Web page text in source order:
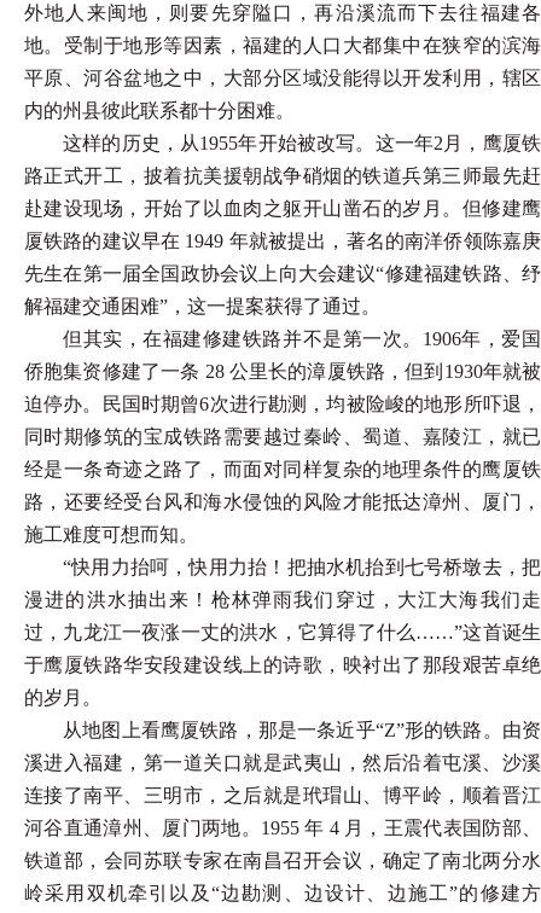
外地人来闽地，则要先穿隘口，再沿溪流而下去往福建各
地。受制于地形等因素，福建的人口大都集中在狭窄的滨海
平原、河谷盆地之中，大部分区域没能得以开发利用，辖区
内的州县彼此联系都十分困难。
这样的历史，从1955年开始被改写。这一年2月，鹰厦铁
路正式开工，披着抗美援朝战争硝烟的铁道兵第三师最先赶
赴建设现场，开始了以血肉之躯开山凿石的岁月。但修建鹰
厦铁路的建议早在 1949 年就被提出，著名的南洋侨领陈嘉庚
先生在第一届全国政协会议上向大会建议“修建福建铁路、纾
解福建交通困难”，这一提案获得了通过。
但其实，在福建修建铁路并不是第一次。 1906年，爱国
侨胞集资修建了一条 28 公里长的漳厦铁路，但到1930年就被
迫停办。民国时期曾6次进行勘测，均被险峻的地形所吓退，
同时期修筑的宝成铁路需要越过秦岭、蜀道、嘉陵江，就已
经是一条奇迹之路了，而面对同样复杂的地理条件的鹰厦铁
路，还要经受台风和海水侵蚀的风险才能抵达漳州、厦门，
施工难度可想而知。
“快用力抬呵，快用力抬！把抽水机抬到七号桥墩去，把
漫进的洪水抽出来！枪林弹雨我们穿过，大江大海我们走
过，九龙江一夜涨一丈的洪水，它算得了什么……”这首诞生
于鹰厦铁路华安段建设线上的诗歌，映衬出了那段艰苦卓绝
的岁月。
从地图上看鹰厦铁路，那是一条近乎“Z”形的铁路。由资
溪进入福建，第一道关口就是武夷山，然后沿着屯溪、沙溪
连接了南平、三明市，之后就是玳瑁山、博平岭，顺着晋江
河谷直通漳州、厦门两地。1955 年 4 月，王震代表国防部、
铁道部，会同苏联专家在南昌召开会议，确定了南北两分水
岭采用双机牵引以及“边勘测、边设计、边施工”的修建方